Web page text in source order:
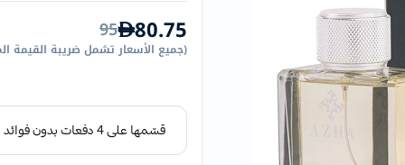
Humantara
carroten
Posay
80.75
95
(جميع الأسعار تشمل ضريبة القيمة